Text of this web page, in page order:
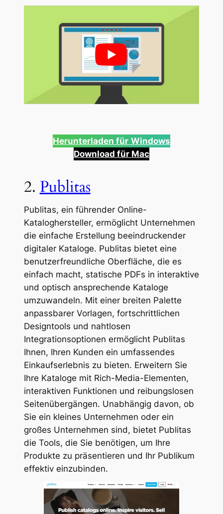
Herunterladen für Windows
Download für Mac
2. Publitas
Publitas, ein führender Online-
Kataloghersteller, ermöglicht Unternehmen
die einfache Erstellung beeindruckender
digitaler Kataloge. Publitas bietet eine
benutzerfreundliche Oberfläche, die es
einfach macht, statische PDFs in interaktive
und optisch ansprechende Kataloge
umzuwandeln. Mit einer breiten Palette
anpassbarer Vorlagen, fortschrittlichen
Designtools und nahtlosen
Integrationsoptionen ermöglicht Publitas
Ihnen, Ihren Kunden ein umfassendes
Einkaufserlebnis zu bieten. Erweitern Sie
Ihre Kataloge mit Rich-Media-Elementen,
interaktiven Funktionen und reibungslosen
Seitenübergängen. Unabhängig davon, ob
Sie ein kleines Unternehmen oder ein
großes Unternehmen sind, bietet Publitas
die Tools, die Sie benötigen, um Ihre
Produkte zu präsentieren und Ihr Publikum
effektiv einzubinden.